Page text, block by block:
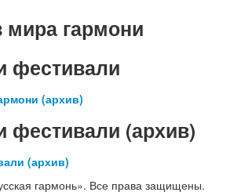
мира гармони
фестивали
(архив)
фестивали (архив)
(архив)
гармонь». Все права защищены.